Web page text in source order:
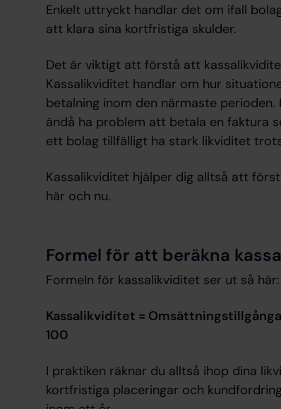
Enkelt uttryckt handlar det om ifall
att klara sina kortfristiga skulder.
Det är viktigt att förstå att
Kassalikviditet handlar om hur
betalning inom den närmaste
ändå ha problem att betala en faktura
ett bolag tillfälligt ha stark likviditet
Kassalikviditet hjälper dig alltså att
här och nu.
Formel för att beräkna
Formeln för kassalikviditet ser ut så här:
Kassalikviditet =
100
I praktiken räknar du alltså ihop dina
kortfristiga placeringar och